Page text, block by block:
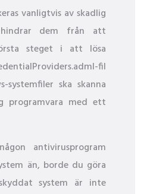
vanligtvis av skadlig
hindrar dem från att
steget i att lösa
fil
systemfiler ska skanna
programvara med ett
antivirusprogram
än, borde du göra
system är inte